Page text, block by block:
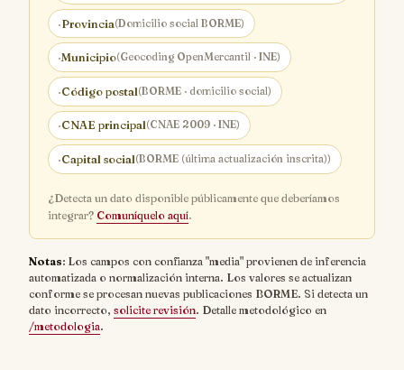
·Provincia(Domicilio social BORME)
·Municipio(Geocoding OpenMercantil · INE)
·Código postal(BORME · domicilio social)
·CNAE principal(CNAE 2009 · INE)
·Capital social(BORME (última actualización inscrita))
¿Detecta un dato disponible públicamente que deberíamos
integrar? Comuníquelo aquí.
Notas: Los campos con confianza "media" provienen de inferencia
automatizada o normalización interna. Los valores se actualizan
conforme se procesan nuevas publicaciones BORME. Si detecta un
dato incorrecto, solicite revisión. Detalle metodológico en
/metodologia.